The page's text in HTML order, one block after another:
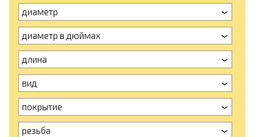
диаметр
диаметр в дюймах
длина
вид
покрытие
резьба